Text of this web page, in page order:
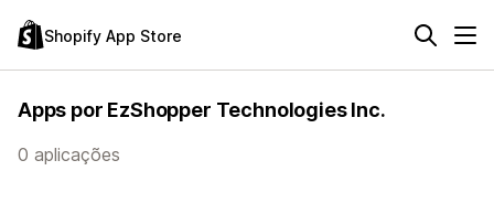
Shopify App Store
Apps por EzShopper Technologies Inc.
0 aplicações